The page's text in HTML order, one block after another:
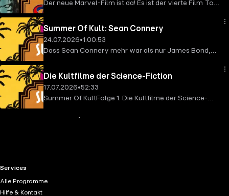
Der neue Marvel-Film ist da! Es ist der vierte Film Tom
Fanta und Monty Arnold sahen ihn vorab.
Summer Of Kult: Sean Connery
24.07.2026•1:00:53
Dass Sean Connery mehr war als nur James Bond,
besten Protest-Filmrollen seiner Bond-Phase!
Die Kultfilme der Science-Fiction
17.07.2026•52:33
Summer Of KultFolge 1. Die Kultfilme der Science-
veredeln, kommen in der Liste der amtlichen 42
RTL+ useful links.
Services
Alle Programme
Hilfe & Kontakt